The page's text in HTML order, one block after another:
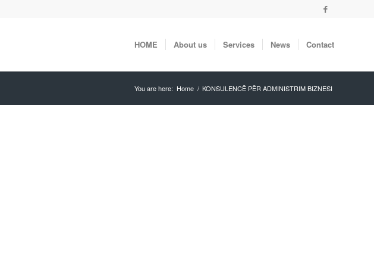
HOME About us Services News Contact
You are here: Home / KONSULENCË PËR ADMINISTRIM BIZNESI